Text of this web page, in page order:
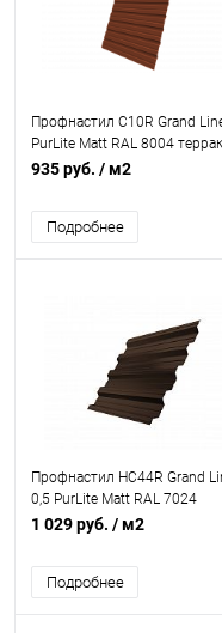
Профнастил С10R Grand
PurLite Matt RAL 8004
935 руб. / м2
Подробнее
Профнастил НС44R Grand
0,5 PurLite Matt RAL 7024
мокрый асфальт
1 029 руб. / м2
Подробнее